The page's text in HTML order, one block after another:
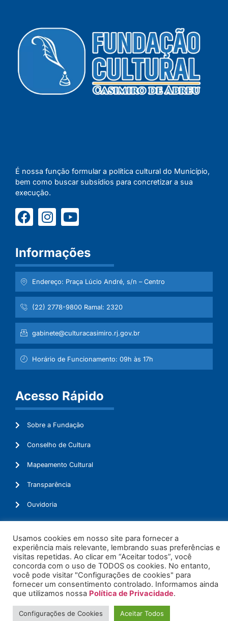
É nossa função formular a política cultural do Município,
bem como buscar subsídios para concretizar a sua
execução.
Informações
Endereço: Praça Lúcio André, s/n – Centro
(22) 2778-9800 Ramal: 2320
gabinete@culturacasimiro.rj.gov.br
Horário de Funcionamento: 09h às 17h
Acesso Rápido
Sobre a Fundação
Conselho de Cultura
Mapeamento Cultural
Transparência
Ouvidoria
© 2026. Todos os Direitos Reservados.
Usamos cookies em nosso site para fornecer a
experiência mais relevante, lembrando suas preferências e
visitas repetidas. Ao clicar em “Aceitar todos”, você
concorda com o uso de TODOS os cookies. No entanto,
você pode visitar "Configurações de cookies" para
fornecer um consentimento controlado. Informamos ainda
que utilizamos nossa Política de Privacidade.
Configurações de Cookies Aceitar Todos